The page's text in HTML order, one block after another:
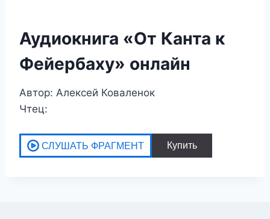
Аудиокнига «От Канта к
Фейербаху» онлайн
Автор: Алексей Коваленок
Чтец: